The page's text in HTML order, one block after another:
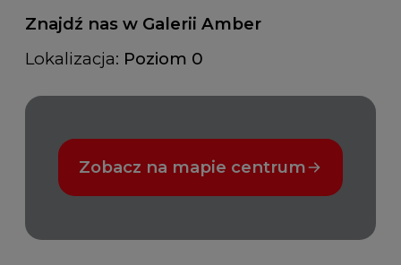
Znajdź nas w Galerii Amber
Lokalizacja: Poziom 0
Zobacz na mapie centrum